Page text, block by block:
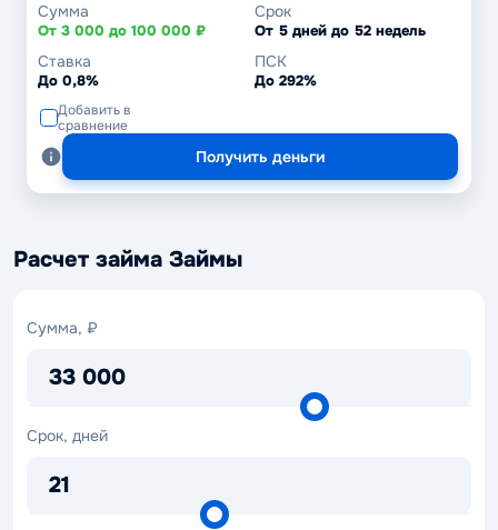
Сумма
От 3 000 до 100 000 ₽
Срок
От 5 дней до 52 недель
Ставка
До 0,8%
ПСК
До 292%
Добавить в
сравнение
Получить деньги
Расчет займа Займы
Сумма, ₽
33 000
Сумма,
Срок, дней
21
Срок,